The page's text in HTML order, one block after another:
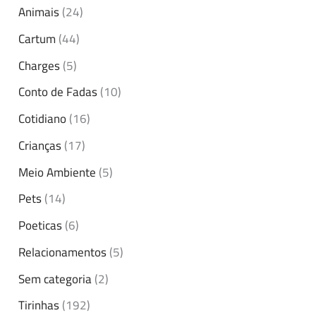
Animais(24)
Cartum(44)
Charges(5)
Conto de Fadas(10)
Cotidiano(16)
Crianças(17)
Meio Ambiente(5)
Pets(14)
Poeticas(6)
Relacionamentos(5)
Sem categoria(2)
Tirinhas(192)